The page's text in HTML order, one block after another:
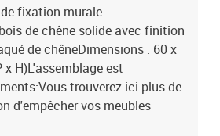
fixation murale
de chêne solide avec finition
de chêneDimensions : 60 x
H)L'assemblage est
trouverez ici plus de
d'empêcher vos meubles